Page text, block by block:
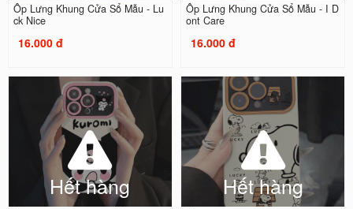
Ốp Lưng Khung Cửa Sổ Mẫu - Lu
ck Nice
16.000 đ
Ốp Lưng Khung Cửa Sổ Mẫu - I D
ont Care
16.000 đ
Hết hàng Hết hàng